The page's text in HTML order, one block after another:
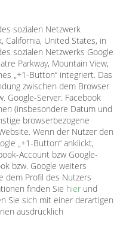
sozialen Netzwerk
California, United States, in
sozialen Netzwerks Google
Parkway, Mountain View,
„+1-Button“ integriert. Das
zwischen dem Browser
Google-Server. Facebook
(insbesondere Datum und
browserbezogene
Wenn der Nutzer den
„+1-Button“ anklickt,
Account bzw Google-
bzw. Google weiters
dem Profil des Nutzers
finden Sie hier und
Sie sich mit einer derartigen
ausdrücklich